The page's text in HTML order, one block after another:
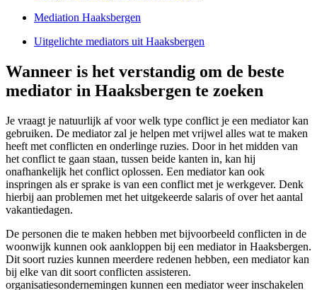
Mediation Haaksbergen
Uitgelichte mediators uit Haaksbergen
Wanneer is het verstandig om de beste
mediator in Haaksbergen te zoeken
Je vraagt je natuurlijk af voor welk type conflict je een mediator kan
gebruiken. De mediator zal je helpen met vrijwel alles wat te maken
heeft met conflicten en onderlinge ruzies. Door in het midden van
het conflict te gaan staan, tussen beide kanten in, kan hij
onafhankelijk het conflict oplossen. Een mediator kan ook
inspringen als er sprake is van een conflict met je werkgever. Denk
hierbij aan problemen met het uitgekeerde salaris of over het aantal
vakantiedagen.
De personen die te maken hebben met bijvoorbeeld conflicten in de
woonwijk kunnen ook aankloppen bij een mediator in Haaksbergen.
Dit soort ruzies kunnen meerdere redenen hebben, een mediator kan
bij elke van dit soort conflicten assisteren.
organisatiesondernemingen kunnen een mediator weer inschakelen